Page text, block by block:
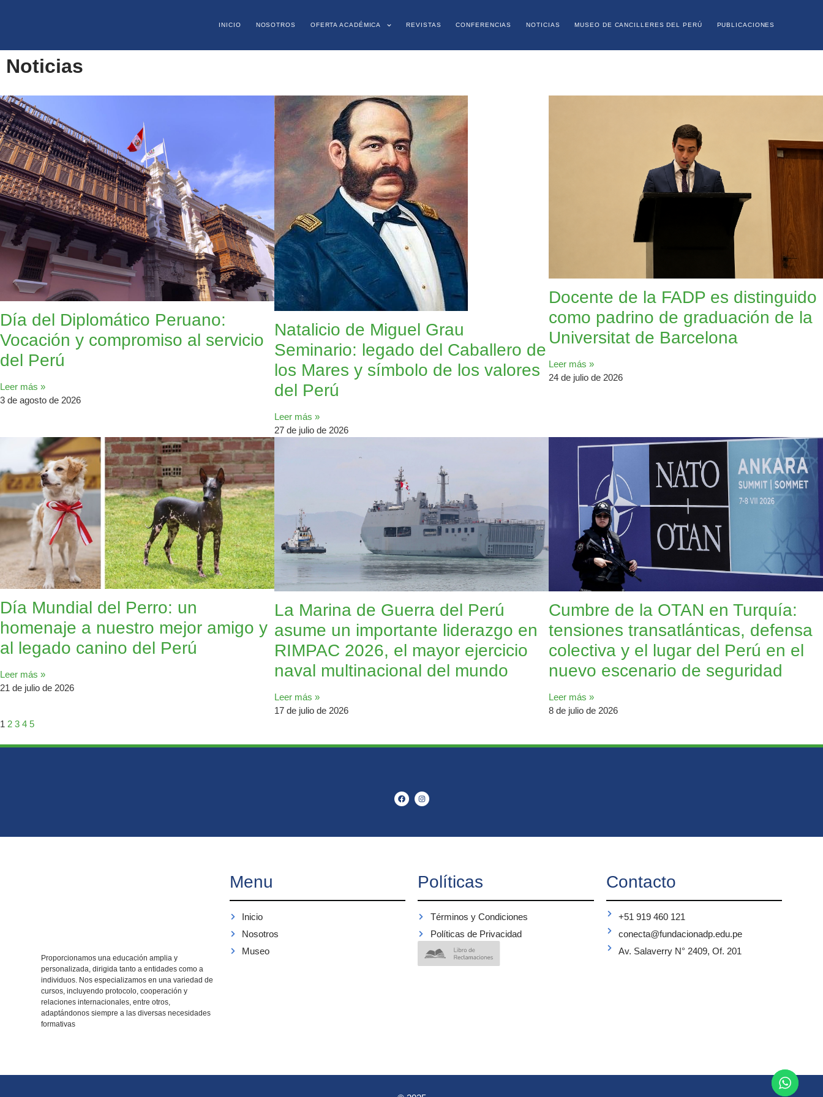
INICIO NOSOTROS OFERTA ACADÉMICA REVISTAS CONFERENCIAS NOTICIAS MUSEO DE CANCILLERES DEL PERÚ PUBLICACIONES
Noticias
Día del Diplomático Peruano:
Vocación y compromiso al servicio
del Perú
Leer más »
3 de agosto de 2026
Natalicio de Miguel Grau
Seminario: legado del Caballero de
los Mares y símbolo de los valores
del Perú
Leer más »
27 de julio de 2026
Docente de la FADP es distinguido
como padrino de graduación de la
Universitat de Barcelona
Leer más »
24 de julio de 2026
Día Mundial del Perro: un
homenaje a nuestro mejor amigo y
al legado canino del Perú
Leer más »
21 de julio de 2026
La Marina de Guerra del Perú
asume un importante liderazgo en
RIMPAC 2026, el mayor ejercicio
naval multinacional del mundo
Leer más »
17 de julio de 2026
Cumbre de la OTAN en Turquía:
tensiones transatlánticas, defensa
colectiva y el lugar del Perú en el
nuevo escenario de seguridad
Leer más »
8 de julio de 2026
1 2 3 4 5
Proporcionamos una educación amplia y
personalizada, dirigida tanto a entidades como a
individuos. Nos especializamos en una variedad de
cursos, incluyendo protocolo, cooperación y
relaciones internacionales, entre otros,
adaptándonos siempre a las diversas necesidades
formativas
Menu
Inicio
Nosotros
Museo
Políticas
Términos y Condiciones
Políticas de Privacidad
Contacto
+51 919 460 121
conecta@fundacionadp.edu.pe
Av. Salaverry N° 2409, Of. 201